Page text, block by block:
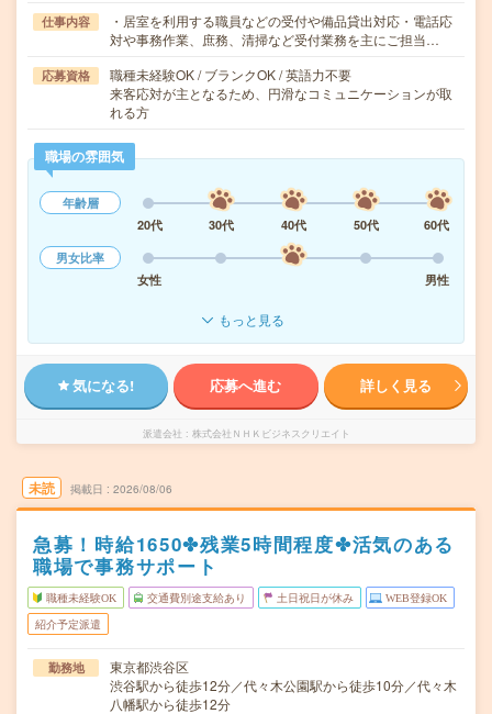
仕事内容
・居室を利用する職員などの受付や備品貸出対応・電話応
対や事務作業、庶務、清掃など受付業務を主にご担当…
応募資格
職種未経験OK / ブランクOK / 英語力不要
来客応対が主となるため、円滑なコミュニケーションが取
れる方
職場の雰囲気
年齢層
20代
30代 40代 50代
60代
男女比率
女性
男性
もっと見る
気になる! 応募へ進む 詳しく見る
派遣会社 株式会社ＮＨＫビジネスクリエイト
未読 掲載日 2026/08/06
急募！時給1650✤残業5時間程度✤活気のある
職場で事務サポート
職種未経験OK 交通費別途支給あり 土日祝日が休み WEB登録OK
紹介予定派遣
勤務地
東京都渋谷区
渋谷駅から徒歩12分／代々木公園駅から徒歩10分／代々木
八幡駅から徒歩12分